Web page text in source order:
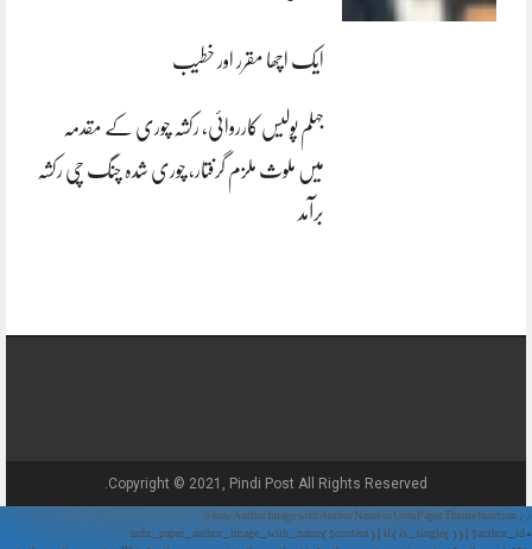
ایک اچھا مقرر اور خطیب
جہلم پولیس کارروائی، رکشہ چوری کے مقدمہ
میں ملوث ملزم گرفتار، چوری شدہ چنگ چی رکشہ
برآمد
Copyright © 2021, Pindi Post All Rights Reserved.
// Show Author Image with Author Name in UrduPaper Theme function
urdu_paper_author_image_with_name($content) { if (is_single()) { $author_id =